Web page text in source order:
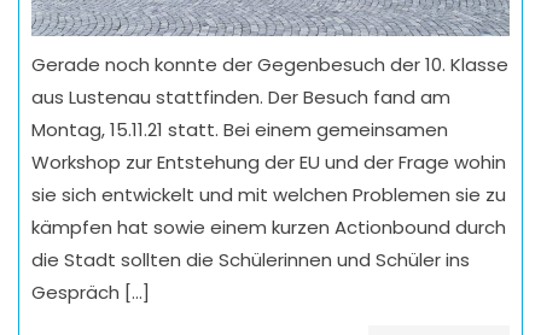
Gerade noch konnte der Gegenbesuch der 10. Klasse
aus Lustenau stattfinden. Der Besuch fand am
Montag, 15.11.21 statt. Bei einem gemeinsamen
Workshop zur Entstehung der EU und der Frage wohin
sie sich entwickelt und mit welchen Problemen sie zu
kämpfen hat sowie einem kurzen Actionbound durch
die Stadt sollten die Schülerinnen und Schüler ins
Gespräch […]